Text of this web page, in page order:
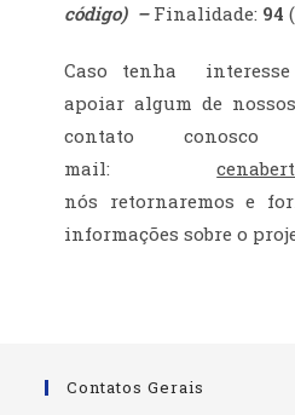
código) – Finalidade: 94
Caso tenha
apoiar algum de
contato
mail:
nós retornaremos e
informações sobre o
Contatos Gerais